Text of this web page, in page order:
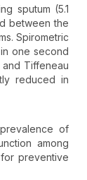
sputum (5.1
between the
Spirometric
one second
Tiffeneau
reduced in
of
among
preventive